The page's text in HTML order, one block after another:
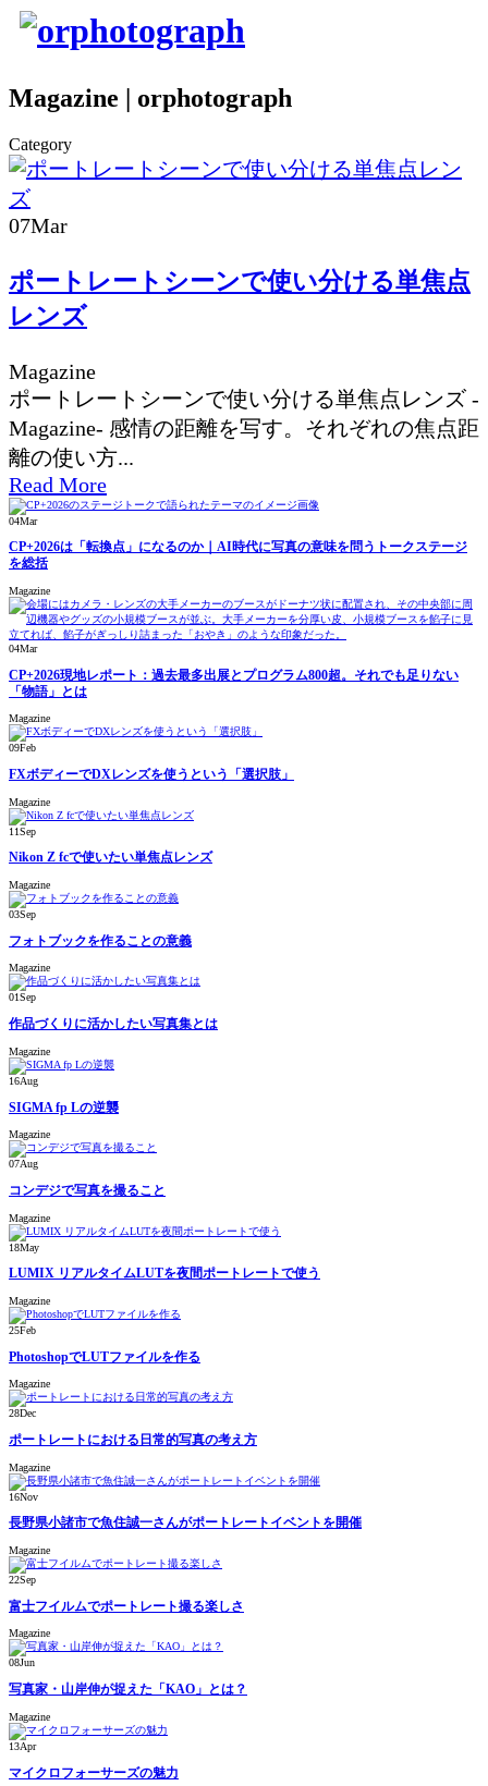
Magazine | orphotograph
Category
07Mar
ポートレートシーンで使い分ける単焦点
レンズ
Magazine
ポートレートシーンで使い分ける単焦点レンズ -
Magazine- 感情の距離を写す。それぞれの焦点距
離の使い方...
Read More
04Mar
CP+2026は「転換点」になるのか｜AI時代に写真の意味を問うトークステージ
を総括
Magazine
04Mar
CP+2026現地レポート：過去最多出展とプログラム800超。それでも足りない
「物語」とは
Magazine
09Feb
FXボディーでDXレンズを使うという「選択肢」
Magazine
11Sep
Nikon Z fcで使いたい単焦点レンズ
Magazine
03Sep
フォトブックを作ることの意義
Magazine
01Sep
作品づくりに活かしたい写真集とは
Magazine
16Aug
SIGMA fp Lの逆襲
Magazine
07Aug
コンデジで写真を撮ること
Magazine
18May
LUMIX リアルタイムLUTを夜間ポートレートで使う
Magazine
25Feb
PhotoshopでLUTファイルを作る
Magazine
28Dec
ポートレートにおける日常的写真の考え方
Magazine
16Nov
長野県小諸市で魚住誠一さんがポートレートイベントを開催
Magazine
22Sep
富士フイルムでポートレート撮る楽しさ
Magazine
08Jun
写真家・山岸伸が捉えた「KAO」とは？
Magazine
13Apr
マイクロフォーサーズの魅力